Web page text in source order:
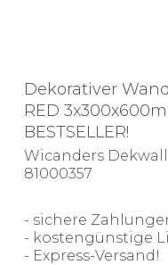
Dekorativer
RED
BESTSELLER!
Wicanders Dekwall
81000357
- sichere
- kostengünstige
- Express-Versand!